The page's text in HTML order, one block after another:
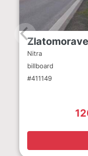
Nitra
billboard
#411149